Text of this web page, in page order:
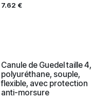
7.62 €
Canule de Guedel taille 4,
polyuréthane, souple,
flexible, avec protection
anti-morsure